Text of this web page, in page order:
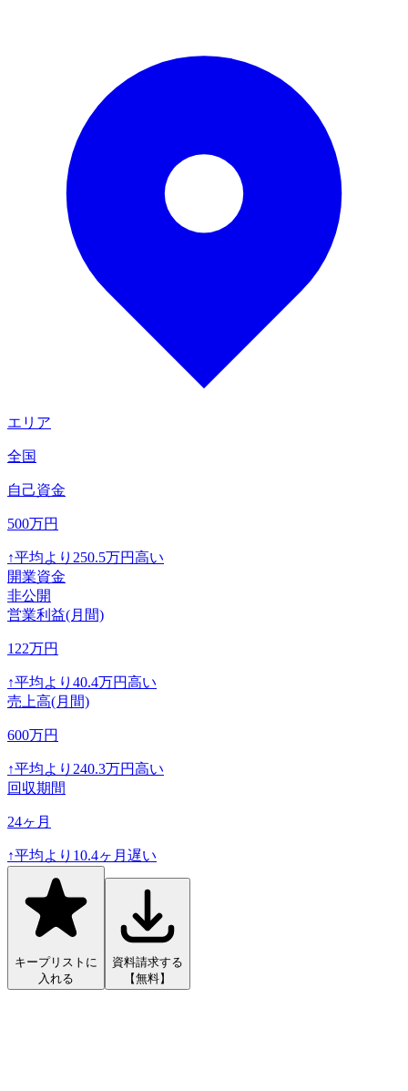
エリア
全国
自己資金
500万円
↑平均より 250.5万円高い
開業資金
非公開
営業利益(月間)
122万円
↑平均より 40.4万円高い
売上高(月間)
600万円
↑平均より 240.3万円高い
回収期間
24ヶ月
↑平均より 10.4ヶ月遅い
キープリストに
入れる
資料請求する
【無料】